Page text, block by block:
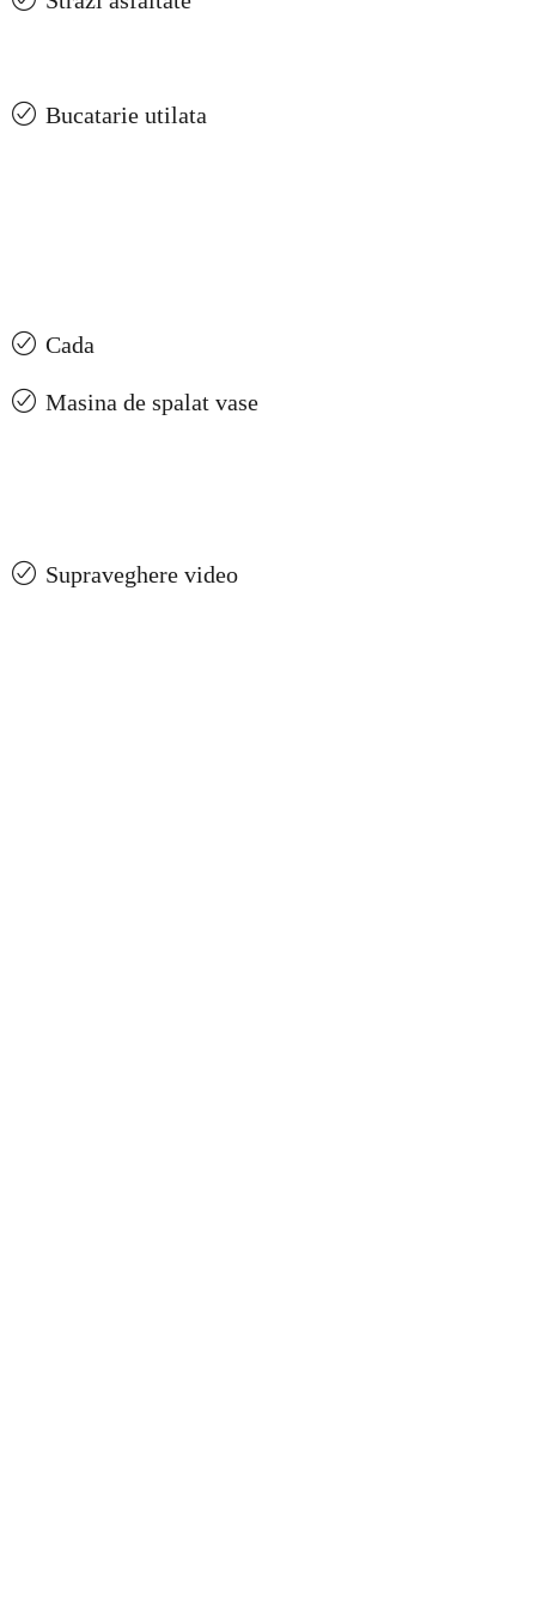
Bucatarie utilata
Cada
Masina de spalat vase
Supraveghere video